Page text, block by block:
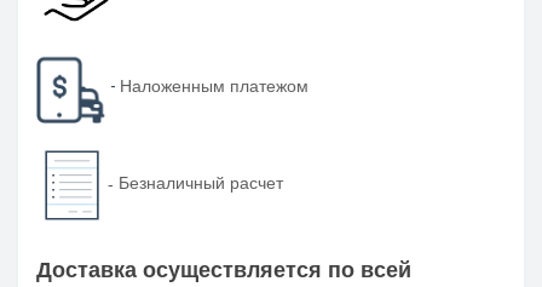
- Наложенным платежом
- Безналичный расчет
Доставка осуществляется по всей